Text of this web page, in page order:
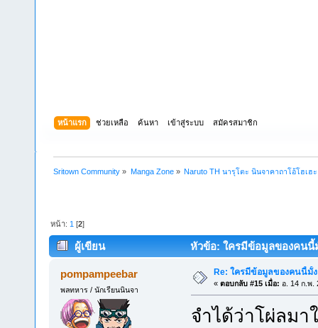
หน้าแรก ช่วยเหลือ ค้นหา เข้าสู่ระบบ สมัครสมาชิก
Sritown Community » Manga Zone» Naruto TH นารุโตะ นินจาคาถาโอ้โฮเฮ
หน้า: 1 [2]
ผู้เขียน หัวข้อ: ใครมีข้อมูลของคนนี้
pompampeebar
พลทหาร / นักเรียนนินจา
Re: ใครมีข้อมูลของคนนี้มั้
« ตอบกลับ #15 เมื่อ: อ. 14 ก.พ.
จำได้ว่าโผ่ลมา